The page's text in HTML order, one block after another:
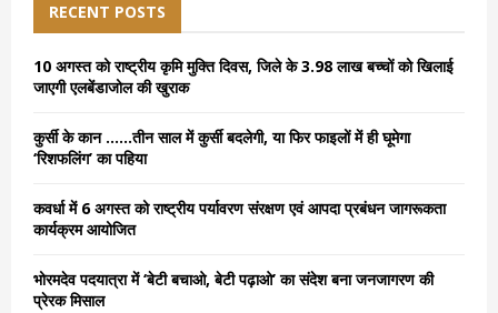
f
o
r
RECENT POSTS
10 अगस्त को राष्ट्रीय कृमि मुक्ति दिवस, जिले के 3.98 लाख बच्चों को खिलाई
जाएगी एलबेंडाजोल की खुराक
कुर्सी के कान ……तीन साल में कुर्सी बदलेगी, या फिर फाइलों में ही घूमेगा
‘रिशफलिंग’ का पहिया
कवर्धा में 6 अगस्त को राष्ट्रीय पर्यावरण संरक्षण एवं आपदा प्रबंधन जागरूकता
कार्यक्रम आयोजित
भोरमदेव पदयात्रा में ‘बेटी बचाओ, बेटी पढ़ाओ’ का संदेश बना जनजागरण की
प्रेरक मिसाल